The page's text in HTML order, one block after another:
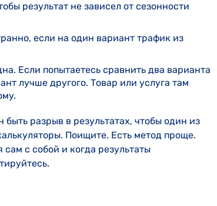
результат не зависел от сезонности
если на один вариант трафик из
Если попытаетесь сравнить два варианта
лучше другого. Товар или услуга там
разрыв в результатах, чтобы один из
Поищите. Есть метод проще.
с собой и когда результаты